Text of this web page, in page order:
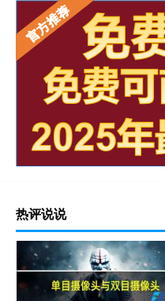
热评说说